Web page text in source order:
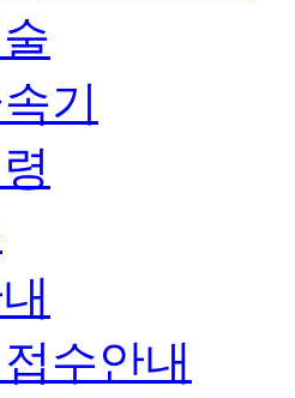
기
수안내